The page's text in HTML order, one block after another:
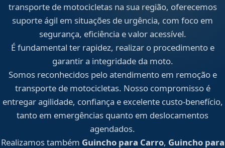
transporte de motocicletas na sua região, oferecemos
suporte ágil em situações de urgência, com foco em
segurança, eficiência e valor acessível.
É fundamental ter rapidez, realizar o procedimento e
garantir a integridade da moto.
Somos reconhecidos pelo atendimento em remoção e
transporte de motocicletas. Nosso compromisso é
entregar agilidade, confiança e excelente custo-benefício,
tanto em emergências quanto em deslocamentos
agendados.
Realizamos também Guincho para Carro, Guincho para